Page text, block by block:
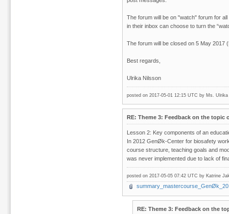
The forum will be on "watch" forum for
in their inbox can choose to turn the
The forum will be closed on 5 May 2017
Best regards,
Ulrika Nilsson
posted on 2017-05-01 12:15 UTC by Ms.
RE: Theme 3: Feedback on the
Lesson 2: Key components of an
In 2012 GenØk-Center for biosafety
course structure, teaching goals and
was never implemented due to lack of
posted on 2017-05-05 07:42 UTC by Katrine
RE: Theme 3: Feedback on the